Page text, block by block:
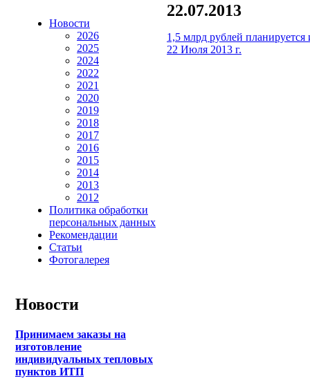
Новости
2026
2025
2024
2022
2021
2020
2019
2018
2017
2016
2015
2014
2013
2012
Политика обработки
персональных данных
Рекомендации
Статьи
Фотогалерея
Новости
Принимаем заказы на
изготовление
индивидуальных тепловых
пунктов ИТП
22.07.2013
1,5 млрд рублей
22 Июля 2013 г.